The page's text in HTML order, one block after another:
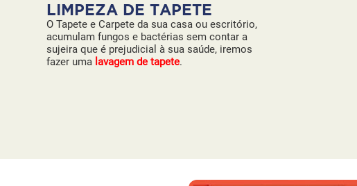
LIMPEZA DE TAPETE
O Tapete e Carpete da sua casa ou escritório,
acumulam fungos e bactérias sem contar a
sujeira que é prejudicial à sua saúde, iremos
fazer uma lavagem de tapete.